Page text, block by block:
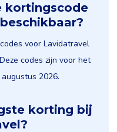
kortingscode
voor Lavidatravel
codes zijn voor het
2026.
korting bij